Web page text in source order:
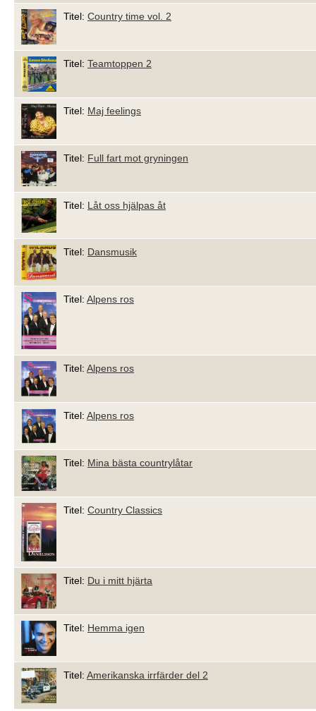
Titel: Country time vol. 2
Titel: Teamtoppen 2
Titel: Maj feelings
Titel: Full fart mot gryningen
Titel: Låt oss hjälpas åt
Titel: Dansmusik
Titel: Alpens ros
Titel: Alpens ros
Titel: Alpens ros
Titel: Mina bästa countrylåtar
Titel: Country Classics
Titel: Du i mitt hjärta
Titel: Hemma igen
Titel: Amerikanska irrfärder del 2